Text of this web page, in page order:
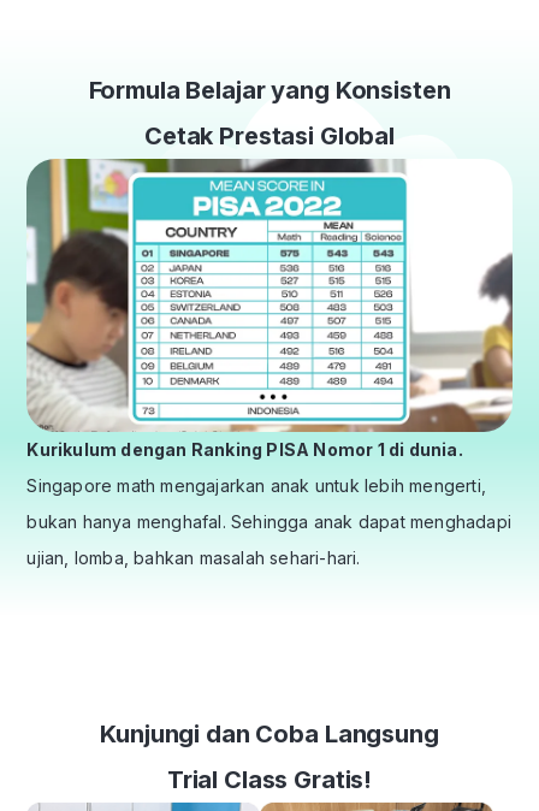
Formula Belajar yang Konsisten
Cetak Prestasi Global
Kurikulum dengan Ranking PISA Nomor 1 di dunia.
Singapore math mengajarkan anak untuk lebih mengerti,
bukan hanya menghafal. Sehingga anak dapat menghadapi
ujian, lomba, bahkan masalah sehari-hari.
Kunjungi dan Coba Langsung
Trial Class Gratis!